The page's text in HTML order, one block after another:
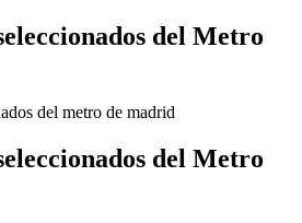
del Metro
del Metro